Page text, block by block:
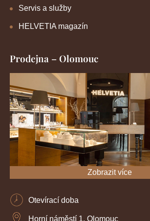
Servis a služby
HELVETIA magazín
Prodejna – Olomouc
Zobrazit více
Otevírací doba
Horní náměstí 1, Olomouc